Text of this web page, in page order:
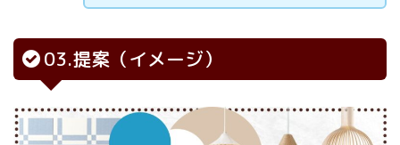
03.提案（イメージ）